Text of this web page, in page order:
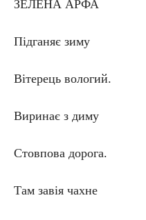
ЗЕЛЕНА АРФА
Підганяє зиму
Вітерець вологий.
Виринає з диму
Стовпова дорога.
Там завія чахне